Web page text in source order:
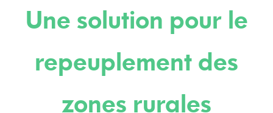
Une solution pour le
repeuplement des
zones rurales